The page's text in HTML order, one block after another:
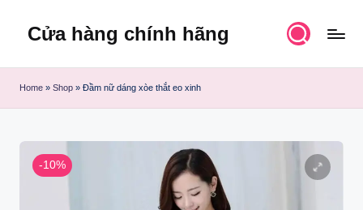
Cửa hàng chính hãng
Home » Shop » Đầm nữ dáng xòe thắt eo xinh
-10%